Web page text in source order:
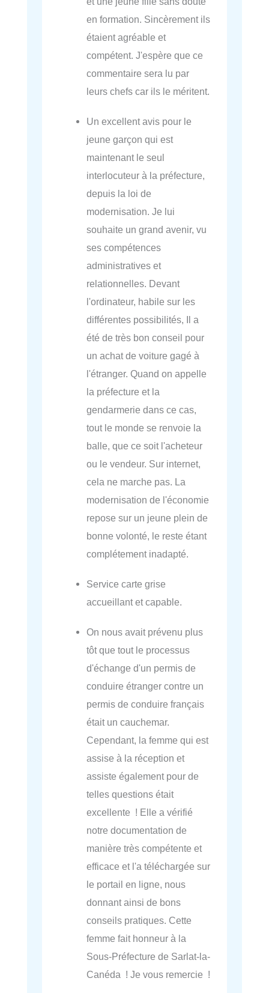
en formation. Sincèrement ils
étaient agréable et
compétent. J'espère que ce
commentaire sera lu par
leurs chefs car ils le méritent.
Un excellent avis pour le
jeune garçon qui est
maintenant le seul
interlocuteur à la préfecture,
depuis la loi de
modernisation. Je lui
souhaite un grand avenir, vu
ses compétences
administratives et
relationnelles. Devant
l'ordinateur, habile sur les
différentes possibilités, Il a
été de très bon conseil pour
un achat de voiture gagé à
l'étranger. Quand on appelle
la préfecture et la
gendarmerie dans ce cas,
tout le monde se renvoie la
balle, que ce soit l'acheteur
ou le vendeur. Sur internet,
cela ne marche pas. La
modernisation de l'économie
repose sur un jeune plein de
bonne volonté, le reste étant
complétement inadapté.
Service carte grise
accueillant et capable.
On nous avait prévenu plus
tôt que tout le processus
d'échange d'un permis de
conduire étranger contre un
permis de conduire français
était un cauchemar.
Cependant, la femme qui est
assise à la réception et
assiste également pour de
telles questions était
excellente ! Elle a vérifié
notre documentation de
manière très compétente et
efficace et l'a téléchargée sur
le portail en ligne, nous
donnant ainsi de bons
conseils pratiques. Cette
femme fait honneur à la
Sous-Préfecture de Sarlat-la-
Canéda ! Je vous remercie !